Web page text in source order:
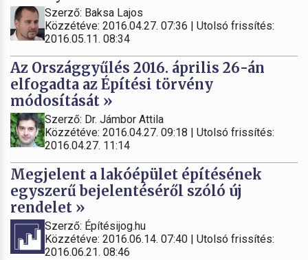
Szerző: Baksa Lajos
Közzétéve: 2016.04.27. 07:36 | Utolsó frissítés:
2016.05.11. 08:34
Az Országgyűlés 2016. április 26-án
elfogadta az Építési törvény
módosítását »
Szerző: Dr. Jámbor Attila
Közzétéve: 2016.04.27. 09:18 | Utolsó frissítés:
2016.04.27. 11:14
Megjelent a lakóépület építésének
egyszerű bejelentéséről szóló új
rendelet »
Szerző: Építésijog.hu
Közzétéve: 2016.06.14. 07:40 | Utolsó frissítés:
2016.06.21. 08:46